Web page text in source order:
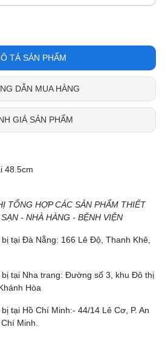
TẢ SẢN PHẨM
DẪN MUA HÀNG
GIÁ SẢN PHẨM
48.5cm
TỔNG HỢP CÁC SẢN PHẨM THIẾT
- NHÀ HÀNG - BỆNH VIỆN
tại Đà Nẵng: 166 Lê Độ, Thanh Khê,
tại Nha trang: Đường số 3, khu Đô thị
Hòa
tại Hồ Chí Minh:- 44/14 Lê Cơ, P. An
Minh.